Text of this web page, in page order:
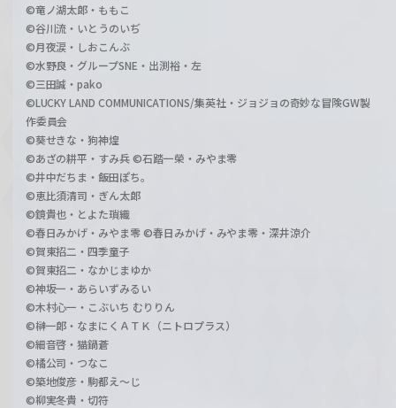
©竜ノ湖太郎・ももこ
©谷川流・いとうのいぢ
©月夜涙・しおこんぶ
©水野良・グループSNE・出渕裕・左
©三田誠・pako
©LUCKY LAND COMMUNICATIONS/集英社・ジョジョの奇妙な冒険GW製
作委員会
©葵せきな・狗神煌
©あざの耕平・すみ兵 ©石踏一榮・みやま零
©井中だちま・飯田ぽち。
©恵比須清司・ぎん太郎
©鏡貴也・とよた瑣織
©春日みかげ・みやま零 ©春日みかげ・みやま零・深井涼介
©賀東招二・四季童子
©賀東招二・なかじまゆか
©神坂一・あらいずみるい
©木村心一・こぶいち むりりん
©榊一郎・なまにくＡＴＫ（ニトロプラス）
©細音啓・猫鍋蒼
©橘公司・つなこ
©築地俊彦・駒都え～じ
©柳実冬貴・切符